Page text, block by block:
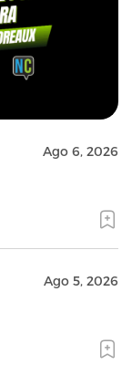
Ago 6, 2026
Ago 5, 2026